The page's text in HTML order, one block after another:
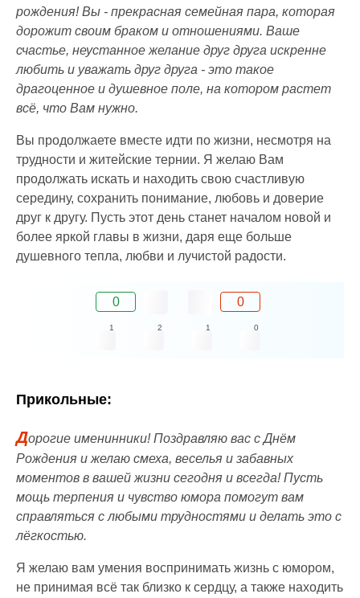
рождения! Вы - прекрасная семейная пара, которая
дорожит своим браком и отношениями. Ваше
счастье, неустанное желание друг друга искренне
любить и уважать друг друга - это такое
драгоценное и душевное поле, на котором растет
всё, что Вам нужно.
Вы продолжаете вместе идти по жизни, несмотря на
трудности и житейские тернии. Я желаю Вам
продолжать искать и находить свою счастливую
середину, сохранить понимание, любовь и доверие
друг к другу. Пусть этот день станет началом новой и
более яркой главы в жизни, даря еще больше
душевного тепла, любви и лучистой радости.
0 0
1 2 1 0
Прикольные:
Дорогие именинники! Поздравляю вас с Днём
Рождения и желаю смеха, веселья и забавных
моментов в вашей жизни сегодня и всегда! Пусть
мощь терпения и чувство юмора помогут вам
справляться с любыми трудностями и делать это с
лёгкостью.
Я желаю вам умения воспринимать жизнь с юмором,
не принимая всё так близко к сердцу, а также находить